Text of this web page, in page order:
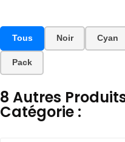
Tous Noir Cyan
Pack
8 Autres
Catégorie :